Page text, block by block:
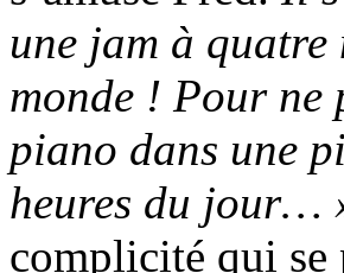
une jam à quatre
monde ! Pour ne
piano dans une
heures du jour…
complicité qui se